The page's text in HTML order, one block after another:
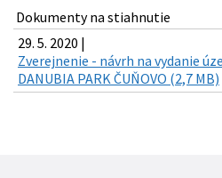
Dokumenty na stiahnutie
29. 5. 2020 |
Zverejnenie - návrh na vydanie
DANUBIA PARK ČUŇOVO (2,7 MB)